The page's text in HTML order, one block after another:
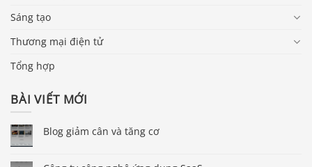
Sáng tạo
Thương mại điện tử
Tổng hợp
BÀI VIẾT MỚI
Blog giảm cân và tăng cơ